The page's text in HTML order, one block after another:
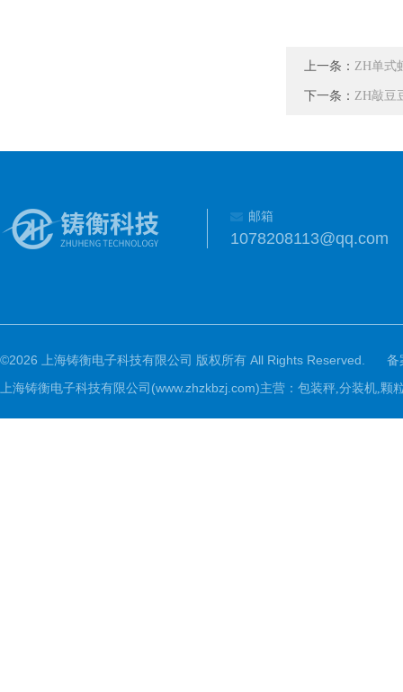
上一条： ZH单式
下一条： ZH敲豆
邮箱
1078208113@qq.com
©2026 上海铸衡电子科技有限公司 版权所有 All Rights Reserved.
备
上海铸衡电子科技有限公司(www.zhzkbzj.com)主营： 包装秤,分装机,颗